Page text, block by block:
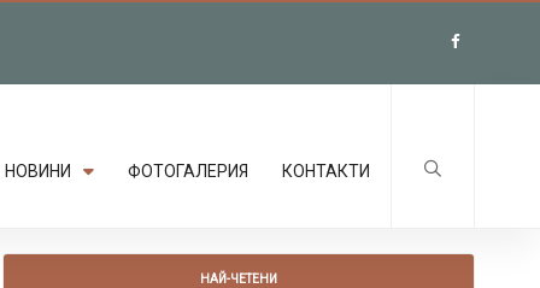
НОВИНИ ФОТОГАЛЕРИЯ КОНТАКТИ
НАЙ-ЧЕТЕНИ